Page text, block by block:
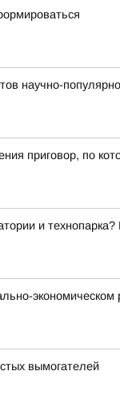
научно-
приговор, по
и
экономическом
вымогателей